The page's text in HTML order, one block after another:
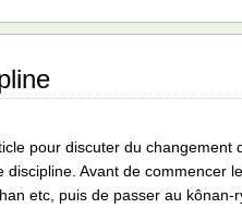
pour discuter du
discipline. Avant de commencer
etc, puis de passer au